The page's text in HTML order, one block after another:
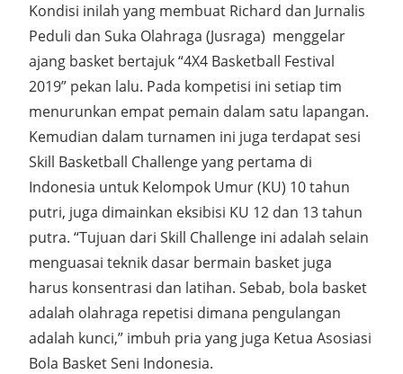
Kondisi inilah yang membuat Richard dan Jurnalis
Peduli dan Suka Olahraga (Jusraga) menggelar
ajang basket bertajuk “4X4 Basketball Festival
2019” pekan lalu. Pada kompetisi ini setiap tim
menurunkan empat pemain dalam satu lapangan.
Kemudian dalam turnamen ini juga terdapat sesi
Skill Basketball Challenge yang pertama di
Indonesia untuk Kelompok Umur (KU) 10 tahun
putri, juga dimainkan eksibisi KU 12 dan 13 tahun
putra. “Tujuan dari Skill Challenge ini adalah selain
menguasai teknik dasar bermain basket juga
harus konsentrasi dan latihan. Sebab, bola basket
adalah olahraga repetisi dimana pengulangan
adalah kunci,” imbuh pria yang juga Ketua Asosiasi
Bola Basket Seni Indonesia.